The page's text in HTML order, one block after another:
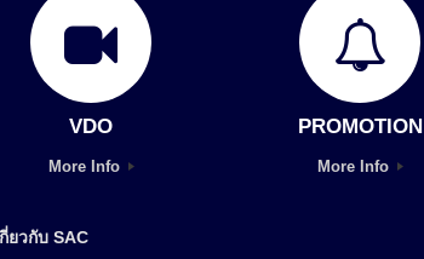
VDO
More Info
PROMOTION
More Info
กี่ยวกับ SAC